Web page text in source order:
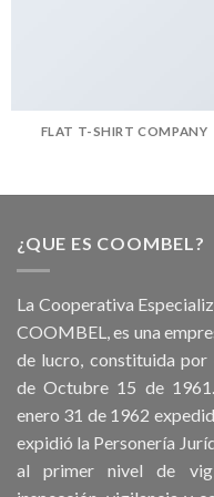
FLAT T-SHIRT COMPANY
¿QUE ES COOMBEL?
La Cooperativa
COOMBEL, es una
de lucro, constituida por
de Octubre 15 de
enero 31 de 1962
expidió la Personería
al primer nivel de